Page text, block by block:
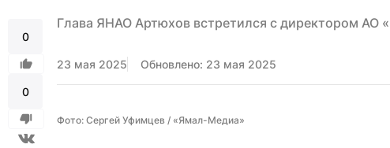
0
0
Глава ЯНАО Артюхов встретился с директором АО
23 мая 2025 Обновлено: 23 мая 2025
Фото: Сергей Уфимцев / «Ямал-Медиа»